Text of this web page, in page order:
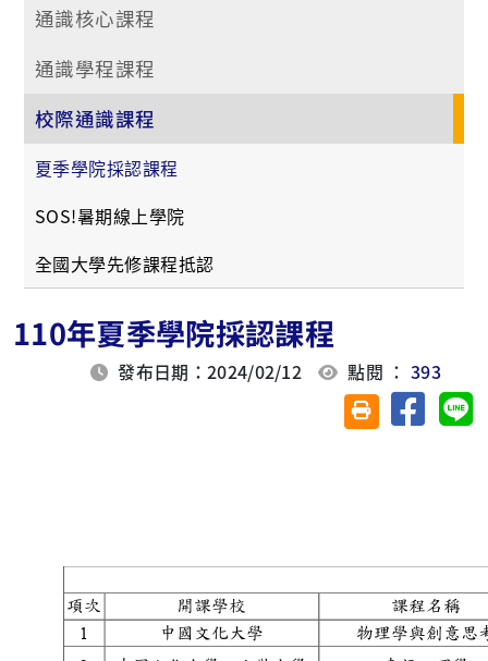
通識核心課程
通識學程課程
校際通識課程
夏季學院採認課程
SOS!暑期線上學院
全國大學先修課程抵認
110年夏季學院採認課程
發布日期：2024/02/12 點閱 ：393
友善列印(另開視
分享至
項次 開課學校 課程名稱
1 中國文化大學 物理學與創意